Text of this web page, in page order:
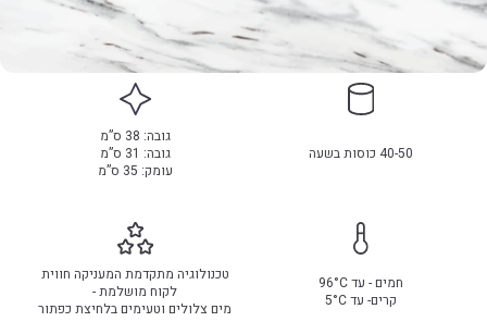
40-50 כוסות בשעה
גובה: 38 ס”מ
גובה: 31 ס”מ
עומק: 35 ס”מ
חמים - עד 96°C
קרים- עד 5°C
טכנולוגיה מתקדמת המעניקה חווית
לקוח מושלמת -
מים צלולים וטעימים בלחיצת כפתור